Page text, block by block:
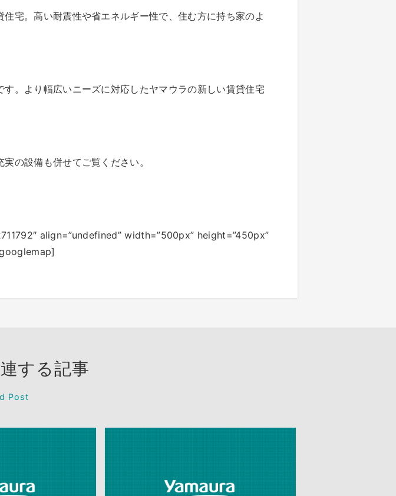
宅。高い耐震性や省エネルギー性で、住む方に持ち家のよ
。より幅広いニーズに対応したヤマウラの新しい賃貸住宅
の設備も併せてご覧ください。
align=”undefined” width=”500px” height=”450px”
する記事
Post